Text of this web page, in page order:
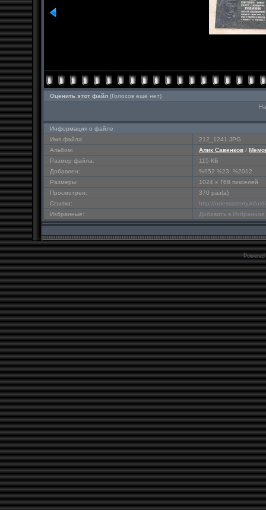
Оценить этот файл (Голосов ещё нет)
Информация о файле
Имя файла:
212_1241.JPG
Альбом:
Алик Савенков /
Размер файла:
115 КБ
Добавлен:
%952 %23, %2012
Размеры:
1024 x 768 пикселей
Просмотрен:
370 раз(а)
Ссылка:
http://odessastory.info/
Избранные:
Добавить в Избранное